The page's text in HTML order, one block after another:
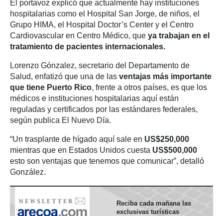
El portavoz explicó que actualmente hay instituciones
hospitalarias como el Hospital San Jorge, de niños, el
Grupo HIMA, el Hospital Doctor’s Center y el Centro
Cardiovascular en Centro Médico, que ya trabajan en el
tratamiento de pacientes internacionales.
Lorenzo Gónzalez, secretario del Departamento de
Salud, enfatizó que una de las ventajas más importante
que tiene Puerto Rico, frente a otros países, es que los
médicos e instituciones hospitalarias aquí están
reguladas y certificados por las estándares federales,
según publica El Nuevo Día.
“Un trasplante de hígado aquí sale en US$250,000
mientras que en Estados Unidos cuesta US$500,000
esto son ventajas que tenemos que comunicar”, detalló
González.
Reciba cada mañana las
exclusivas turísticas